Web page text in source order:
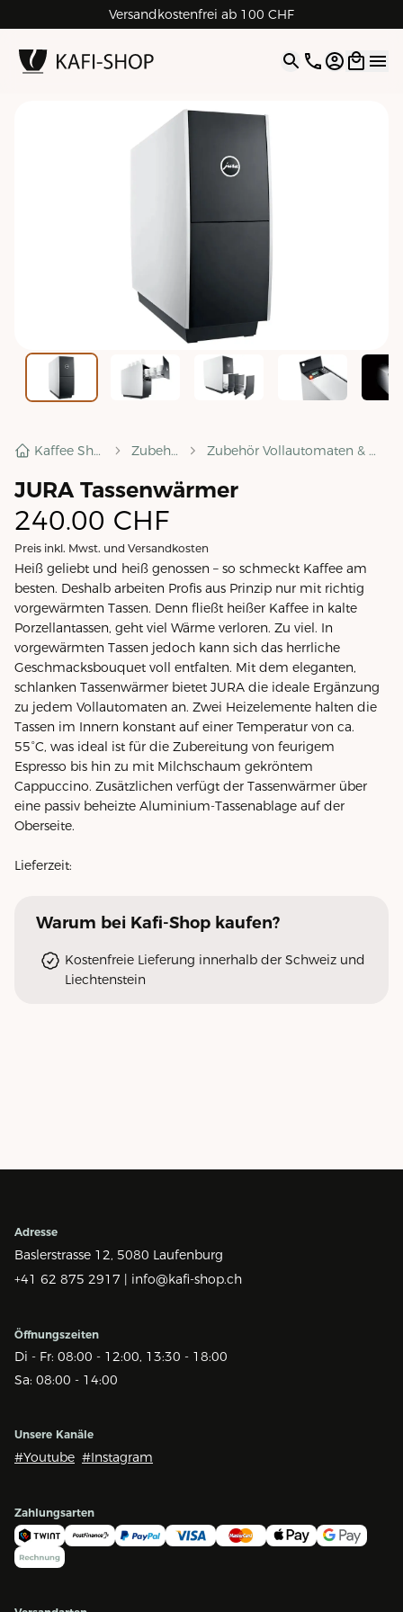
Versandkostenfrei ab 100 CHF
4.9| 5.0 Google
Open
Kaffee Shop Zubehör Zubehör Vollautomaten & mehr
JURA Tassenwärmer
240.00 CHF
Preis inkl. Mwst. und Versandkosten
Heiß geliebt und heiß genossen – so schmeckt Kaffee am
besten. Deshalb arbeiten Profis aus Prinzip nur mit richtig
vorgewärmten Tassen. Denn fließt heißer Kaffee in kalte
Porzellantassen, geht viel Wärme verloren. Zu viel. In
vorgewärmten Tassen jedoch kann sich das herrliche
Geschmacksbouquet voll entfalten. Mit dem eleganten,
schlanken Tassenwärmer bietet JURA die ideale Ergänzung
zu jedem Vollautomaten an. Zwei Heizelemente halten die
Tassen im Innern konstant auf einer Temperatur von ca.
55°C, was ideal ist für die Zubereitung von feurigem
Espresso bis hin zu mit Milchschaum gekröntem
Cappuccino. Zusätzlichen verfügt der Tassenwärmer über
eine passiv beheizte Aluminium-Tassenablage auf der
Oberseite.
Lieferzeit:
Warum bei Kafi-Shop kaufen?
Kostenfreie Lieferung innerhalb der Schweiz und
Liechtenstein
Adresse
Baslerstrasse 12, 5080 Laufenburg
+41 62 875 2917 |
info@kafi-shop.ch
Öffnungszeiten
Di - Fr: 08:00 - 12:00, 13:30 - 18:00
Sa: 08:00 - 14:00
Unsere Kanäle
#Youtube #Instagram
Zahlungsarten